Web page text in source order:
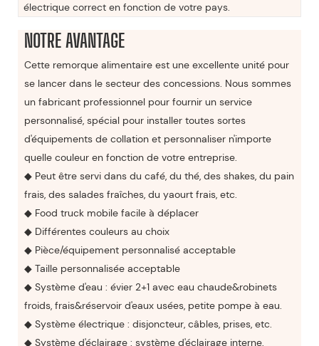
électrique correct en fonction de votre pays.
NOTRE AVANTAGE
Cette remorque alimentaire est une excellente unité pour
se lancer dans le secteur des concessions. Nous sommes
un fabricant professionnel pour fournir un service
personnalisé, spécial pour installer toutes sortes
d'équipements de collation et personnaliser n'importe
quelle couleur en fonction de votre entreprise.
◆ Peut être servi dans du café, du thé, des shakes, du pain
frais, des salades fraîches, du yaourt frais, etc.
◆ Food truck mobile facile à déplacer
◆ Différentes couleurs au choix
◆ Pièce/équipement personnalisé acceptable
◆ Taille personnalisée acceptable
◆ Système d'eau : évier 2+1 avec eau chaude&robinets
froids, frais&réservoir d'eaux usées, petite pompe à eau.
◆ Système électrique : disjoncteur, câbles, prises, etc.
◆ Système d'éclairage : système d'éclairage interne,